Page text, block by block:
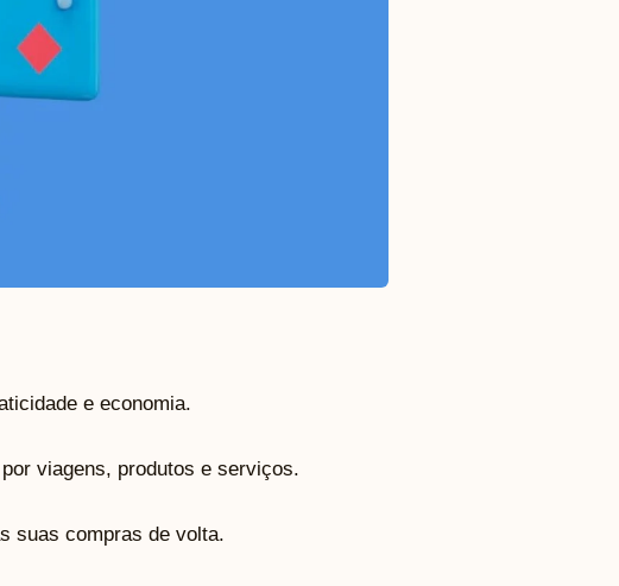
e economia.
viagens, produtos e serviços.
suas compras de volta.